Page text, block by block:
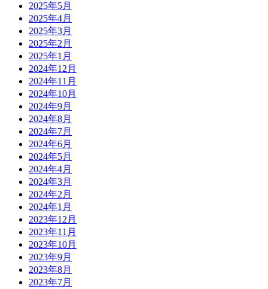
2025年5月
2025年4月
2025年3月
2025年2月
2025年1月
2024年12月
2024年11月
2024年10月
2024年9月
2024年8月
2024年7月
2024年6月
2024年5月
2024年4月
2024年3月
2024年2月
2024年1月
2023年12月
2023年11月
2023年10月
2023年9月
2023年8月
2023年7月